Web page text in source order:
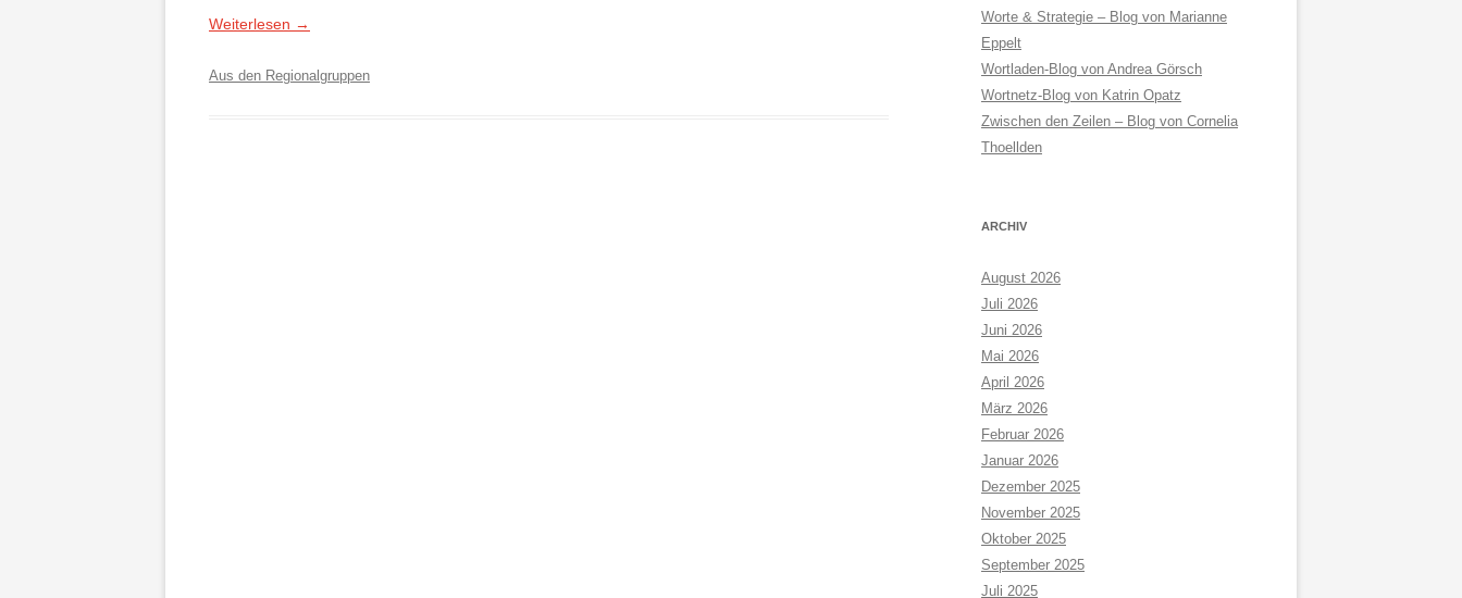
Weiterlesen →
Aus den Regionalgruppen
Worte & Strategie – Blog von Marianne
Eppelt
Wortladen-Blog von Andrea Görsch
Wortnetz-Blog von Katrin Opatz
Zwischen den Zeilen – Blog von Cornelia
Thoellden
ARCHIV
August 2026
Juli 2026
Juni 2026
Mai 2026
April 2026
März 2026
Februar 2026
Januar 2026
Dezember 2025
November 2025
Oktober 2025
September 2025
Juli 2025